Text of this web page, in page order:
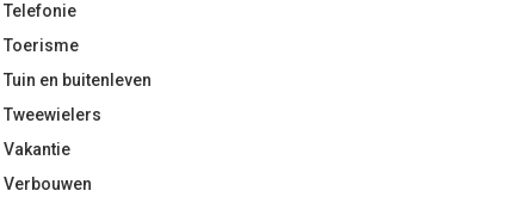
Telefonie
Toerisme
Tuin en buitenleven
Tweewielers
Vakantie
Verbouwen